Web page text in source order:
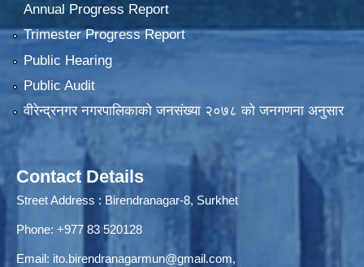
Annual Progress Report
Trimester Progress Report
Public Hearing
Public Audit
वीरेन्द्रनगर नगरपालिकाकाे जनसंख्या २०७८ काे जनगणना अनुसार
Contact Details
Street Address : Birendranagar-8, Surkhet
Phone: +977 83 520128
Email: ito.birendranagarmun@gmail.com,